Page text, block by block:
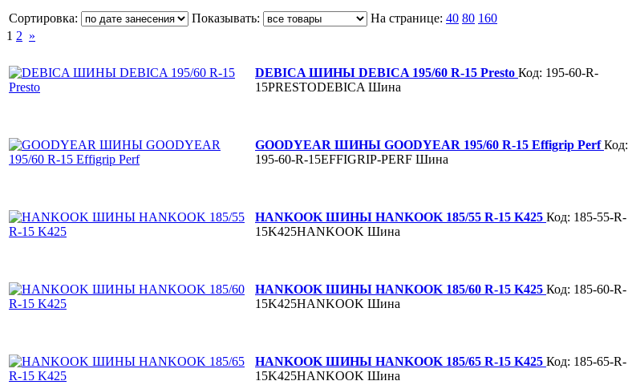
Сортировка: Показывать: На странице: 40 80 160
1 2 »
DEBICA ШИНЫ DEBICA 195/60 R-15 Presto Код: 195-60-R-
15PRESTODEBICA Шина
GOODYEAR ШИНЫ GOODYEAR 195/60 R-15 Effigrip PerfКод:
195-60-R-15EFFIGRIP-PERF Шина
HANKOOK ШИНЫ HANKOOK 185/55 R-15 K425 Код: 185-55-R-
15K425HANKOOK Шина
HANKOOK ШИНЫ HANKOOK 185/60 R-15 K425 Код: 185-60-R-
15K425HANKOOK Шина
HANKOOK ШИНЫ HANKOOK 185/65 R-15 K425 Код: 185-65-R-
15K425HANKOOK Шина